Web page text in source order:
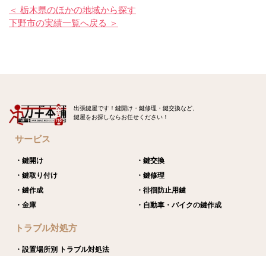
＜ 栃木県のほかの地域から探す
下野市の実績一覧へ戻る ＞
出張鍵屋です！鍵開け・鍵修理・鍵交換など、
鍵屋をお探しならお任せください！
サービス
・鍵開け
・鍵交換
・鍵取り付け
・鍵修理
・鍵作成
・徘徊防止用鍵
・金庫
・自動車・バイクの鍵作成
トラブル対処方
・設置場所別 トラブル対処法